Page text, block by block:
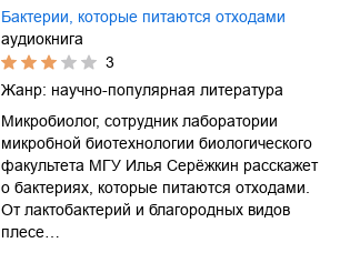
Бактерии, которые питаются отходами
аудиокнига
3
Жанр: научно-популярная литература
Микробиолог, сотрудник лаборатории
микробной биотехнологии биологического
факультета МГУ Илья Серёжкин расскажет
о бактериях, которые питаются отходами.
От лактобактерий и благородных видов
плесе…